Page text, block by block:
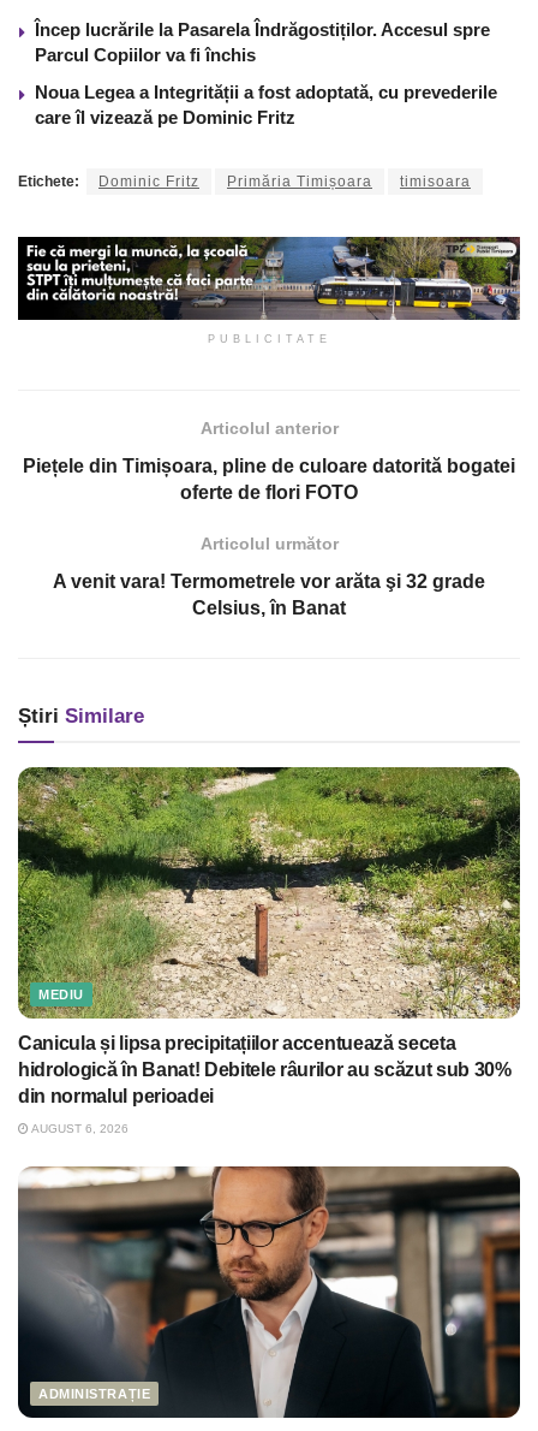
Încep lucrările la Pasarela Îndrăgostiților. Accesul spre
Parcul Copiilor va fi închis
Noua Legea a Integrității a fost adoptată, cu prevederile
care îl vizează pe Dominic Fritz
Etichete: Dominic Fritz Primăria Timișoara timisoara
PUBLICITATE
Articolul anterior
Piețele din Timișoara, pline de culoare datorită bogatei
oferte de flori FOTO
Articolul următor
A venit vara! Termometrele vor arăta şi 32 grade
Celsius, în Banat
Știri Similare
MEDIU
Canicula și lipsa precipitațiilor accentuează seceta
hidrologică în Banat! Debitele râurilor au scăzut sub 30%
din normalul perioadei
AUGUST 6, 2026
ADMINISTRAȚIE